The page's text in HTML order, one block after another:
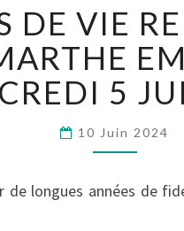
ANS
DE
VIE
DE
SR
MARTHE
:
DE VIE
5
10 Juin 2024
de longues années de